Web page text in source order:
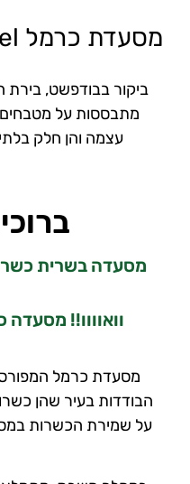
מסעדת כרמל Carmel – מסעדה כשרה למהדרין בבודפשט
ביקור בבודפשט, בירת
מתבססות על מטבחים
עצמה והן חלק
מסעדה בשרית
וואוווו!!
מסעדת כרמל
הבודדות בעיר שהן
על שמירת הכשרות